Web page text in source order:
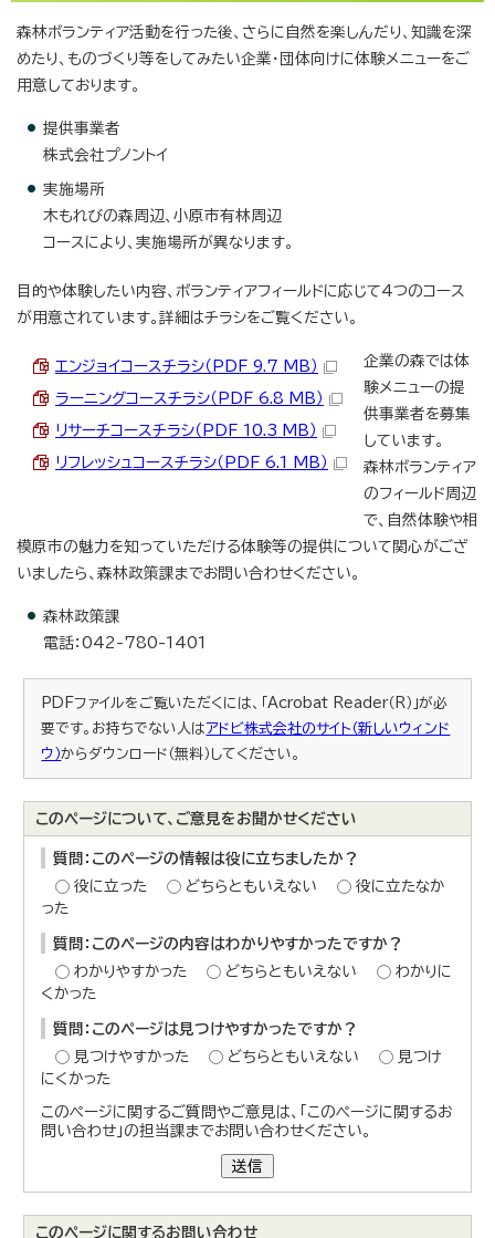
森林ボランティア活動を行った後、さらに自然を楽しんだり、知識を深
めたり、ものづくり等をしてみたい企業・団体向けに体験メニューをご
用意しております。
提供事業者
株式会社プノントイ
実施場所
木もれびの森周辺、小原市有林周辺
コースにより、実施場所が異なります。
目的や体験したい内容、ボランティアフィールドに応じて4つのコース
が用意されています。詳細はチラシをご覧ください。
エンジョイコースチラシ（PDF 9.7 MB）
ラーニングコースチラシ（PDF 6.8 MB）
リサーチコースチラシ（PDF 10.3 MB）
リフレッシュコースチラシ（PDF 6.1 MB）
企業の森では体
験メニューの提
供事業者を募集
しています。
森林ボランティア
のフィールド周辺
で、自然体験や相
模原市の魅力を知っていただける体験等の提供について関心がござ
いましたら、森林政策課までお問い合わせください。
森林政策課
電話：042-780-1401
PDFファイルをご覧いただくには、「Acrobat Reader（R）」が必
要です。お持ちでない人はアドビ株式会社のサイト（新しいウィンド
ウ）からダウンロード（無料）してください。
このページについて、ご意見をお聞かせください
質問：このページの情報は役に立ちましたか？
役に立った
どちらともいえない
役に立たなか
った
質問：このページの内容はわかりやすかったですか？
わかりやすかった
どちらともいえない
わかりに
くかった
質問：このページは見つけやすかったですか？
見つけやすかった
どちらともいえない
見つけ
にくかった
このページに関するご質問やご意見は、「このページに関するお
問い合わせ」の担当課までお問い合わせください。
送信
このページに関するお問い合わせ